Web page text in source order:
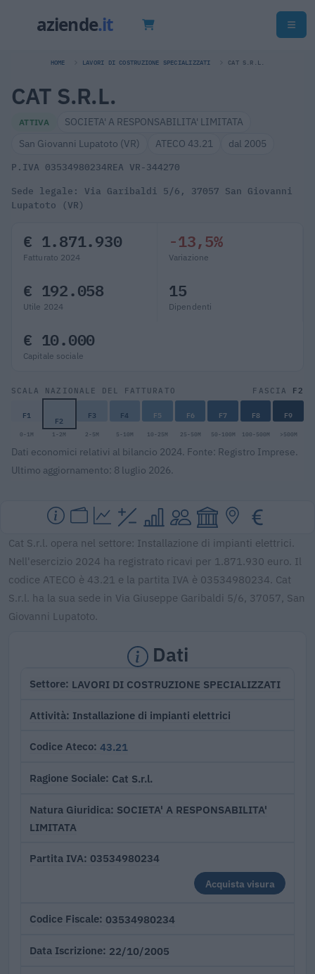
HOME LAVORI DI COSTRUZIONE SPECIALIZZATI CAT S.R.L.
CAT S.R.L.
ATTIVA
SOCIETA' A RESPONSABILITA' LIMITATA
San Giovanni Lupatoto (VR)
ATECO 43.21 dal 2005
P.IVA 03534980234REA VR-344270
Sede legale: Via Garibaldi 5/6, 37057 San Giovanni
Lupatoto (VR)
€ 1.871.930
Fatturato 2024
-13,5%
Variazione
€ 192.058
Utile 2024
15
Dipendenti
€ 10.000
Capitale sociale
SCALA NAZIONALE DEL FATTURATO FASCIA F2
F1 F2 F3 F4 F5 F6 F7 F8 F9
0-1M 1-2M 2-5M 5-10M 10-25M 25-50M 50-100M 100-500M >500M
Dati economici relativi al bilancio 2024. Fonte: Registro Imprese.
Ultimo aggiornamento: 8 luglio 2026.
Cat S.r.l. opera nel settore: Installazione di impianti elettrici.
Nell'esercizio 2024 ha registrato ricavi per 1.871.930 euro. Il
codice ATECO è 43.21 e la partita IVA è 03534980234. Cat
S.r.l. ha la sua sede in Via Giuseppe Garibaldi 5/6, 37057, San
Giovanni Lupatoto.
Dati
Settore LAVORI DI COSTRUZIONE SPECIALIZZATI
Attività Installazione di impianti elettrici
Codice Ateco 43.21
Ragione Sociale Cat S.r.l.
Natura Giuridica SOCIETA' A RESPONSABILITA'
LIMITATA
Partita IVA 03534980234
Acquista visura
Codice Fiscale 03534980234
Data Iscrizione 22/10/2005